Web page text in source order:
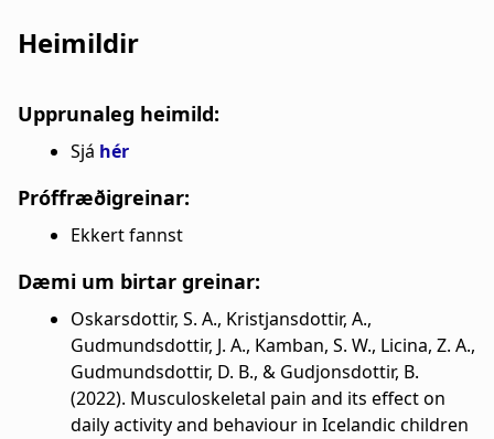
Heimildir
Upprunaleg heimild:
Sjá hér
Próffræðigreinar:
Ekkert fannst
Dæmi um birtar greinar:
Oskarsdottir, S. A., Kristjansdottir, A.,
Gudmundsdottir, J. A., Kamban, S. W., Licina, Z. A.,
Gudmundsdottir, D. B., & Gudjonsdottir, B.
(2022). Musculoskeletal pain and its effect on
daily activity and behaviour in Icelandic children